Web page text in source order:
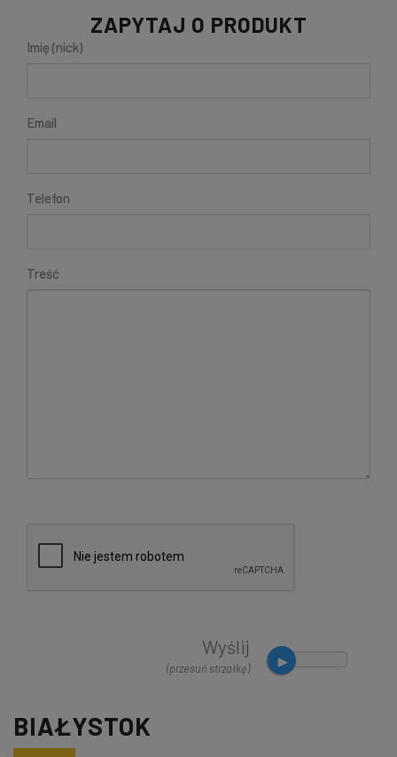
ZAPYTAJ O PRODUKT
Imię (nick)
Email
Telefon
Treść
Wyślij
(przesuń strzałkę)
BIAŁYSTOK